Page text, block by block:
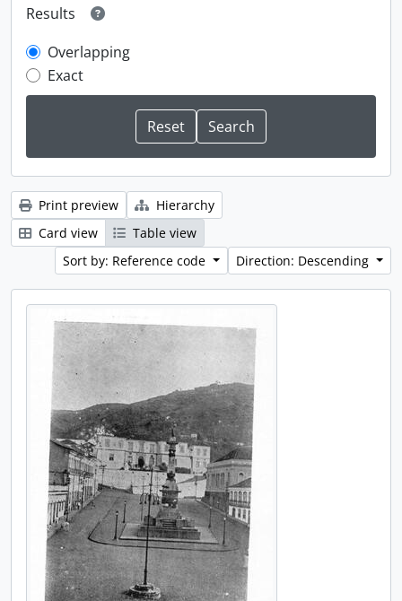
Results
Overlapping
Exact
Print preview
Hierarchy
Card view
Table view
Sort by: Reference code
Direction: Descending